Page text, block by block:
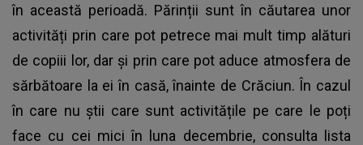
în această perioadă. Părinții sunt în căutarea unor
activități prin care pot petrece mai mult timp alături
de copiii lor, dar și prin care pot aduce atmosfera de
sărbătoare la ei în casă, înainte de Crăciun. În cazul
în care nu știi care sunt activitățile pe care le poți
face cu cei mici în luna decembrie, consulta lista